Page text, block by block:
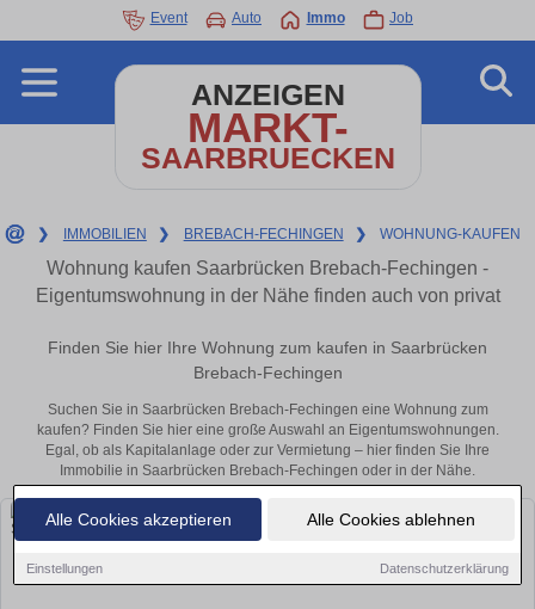
Alle Cookies akzeptieren Alle Cookies ablehnen
Einstellungen Datenschutzerklärung
Event Auto Immo Job
ANZEIGEN
MARKT-
SAARBRUECKEN
❯ IMMOBILIEN ❯ BREBACH-FECHINGEN ❯ WOHNUNG-KAUFEN
Wohnung kaufen Saarbrücken Brebach-Fechingen -
Eigentumswohnung in der Nähe finden auch von privat
Finden Sie hier Ihre Wohnung zum kaufen in Saarbrücken
Brebach-Fechingen
Suchen Sie in Saarbrücken Brebach-Fechingen eine Wohnung zum
kaufen? Finden Sie hier eine große Auswahl an Eigentumswohnungen.
Egal, ob als Kapitalanlage oder zur Vermietung – hier finden Sie Ihre
Immobilie in Saarbrücken Brebach-Fechingen oder in der Nähe.